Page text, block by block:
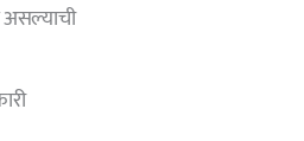
असल्याची